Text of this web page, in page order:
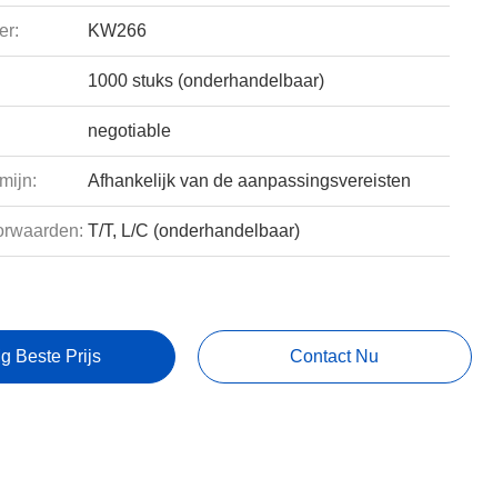
KW266
1000 stuks (onderhandelbaar)
negotiable
Afhankelijk van de aanpassingsvereisten
T/T, L/C (onderhandelbaar)
Beste Prijs Contact Nu